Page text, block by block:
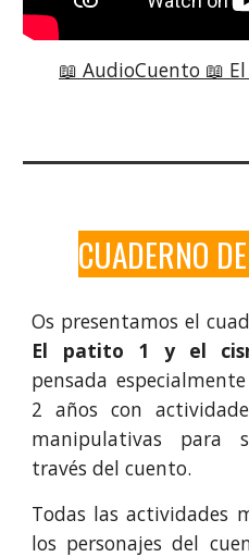
📖 AudioCuento 📖
CUADERNO
Os presentamos el
El patito 1 y el
pensada
2 años con
manipulativas para
través del cuento.
Todas las actividades
los personajes del